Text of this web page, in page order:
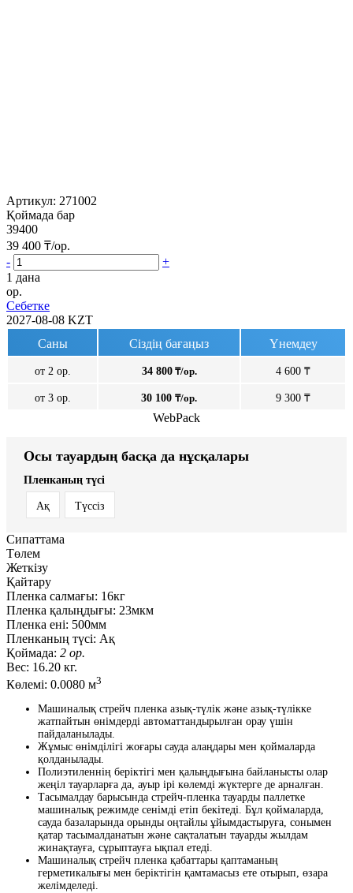
Артикул: 271002
Қоймада бар
39400
39 400 ₸/ор.
-
+
1 дана
ор.
Себетке
2027-08-08 KZT
Саны
Сіздің бағаңыз Үнемдеу
от 2 ор. 34 800₸/ор. 4 600 ₸
от 3 ор. 30 100 ₸/ор. 9 300 ₸
WebPack
Осы тауардың басқа да нұсқалары
Пленканың түсі
Ақ Түссіз
Сипаттама
Төлем
Жеткізу
Қайтару
Пленка салмағы: 16кг
Пленка қалыңдығы: 23мкм
Пленка ені: 500мм
Пленканың түсі: Ақ
Қоймада: 2 ор.
Вес: 16.20 кг.
Көлемі: 0.0080 м3
Машиналық стрейч пленка азық-түлік және азық-түлікке
жатпайтын өнімдерді автоматтандырылған орау үшін
пайдаланылады.
Жұмыс өнімділігі жоғары сауда алаңдары мен қоймаларда
қолданылады.
Полиэтиленнің беріктігі мен қалыңдығына байланысты олар
жеңіл тауарларға да, ауыр ірі көлемді жүктерге де арналған.
Тасымалдау барысында стрейч-пленка тауарды паллетке
машиналық режимде сенімді етіп бекітеді. Бұл қоймаларда,
сауда базаларында орынды оңтайлы ұйымдастыруға, сонымен
қатар тасымалданатын және сақталатын тауарды жылдам
жинақтауға, сұрыптауға ықпал етеді.
Машиналық стрейч пленка қабаттары қаптаманың
герметикалығы мен беріктігін қамтамасыз ете отырып, өзара
желімделеді.